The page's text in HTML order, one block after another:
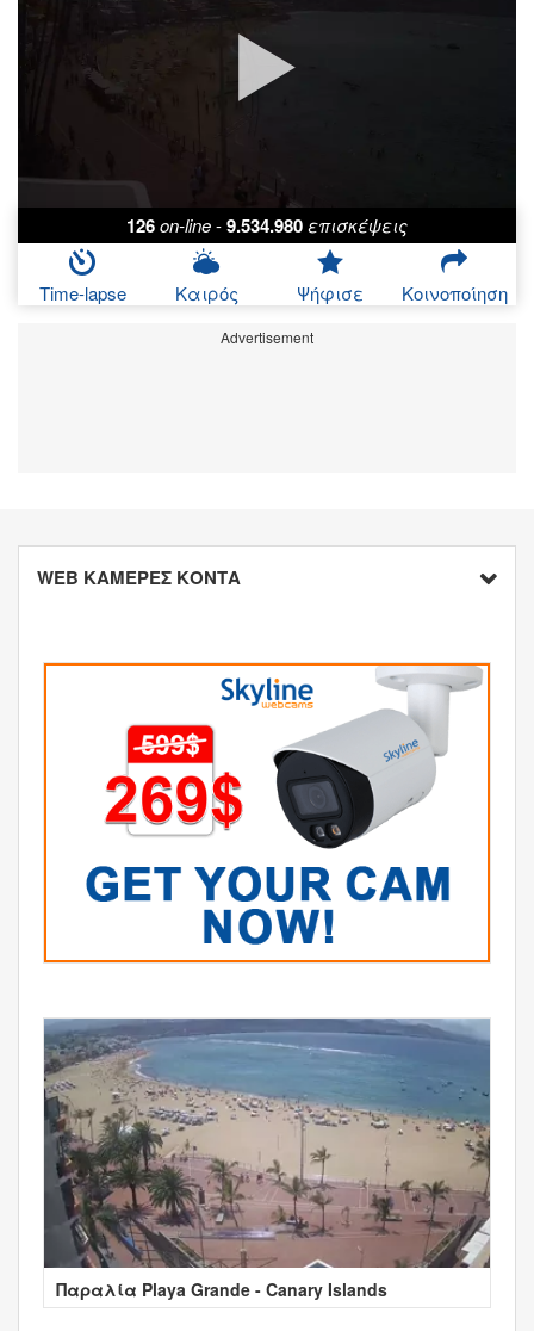
126on-line-9.534.980επισκέψεις
Time-lapse Καιρός Ψήφισε Κοινοποίηση
Advertisement
WEB ΚΑΜΕΡΕΣ ΚΟΝΤΑ
Παραλία Playa Grande - Canary Islands